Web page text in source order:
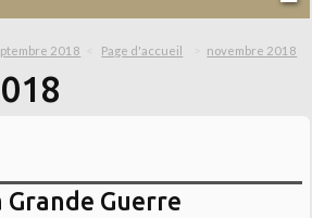
2018 Page d'accueil novembre 2018
Grande Guerre